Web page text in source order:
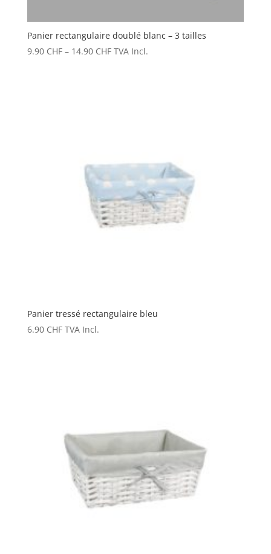
Panier rectangulaire doublé blanc – 3 tailles
9.90 CHF– 14.90 CHF TVA Incl.
Panier tressé rectangulaire bleu
6.90 CHF TVA Incl.